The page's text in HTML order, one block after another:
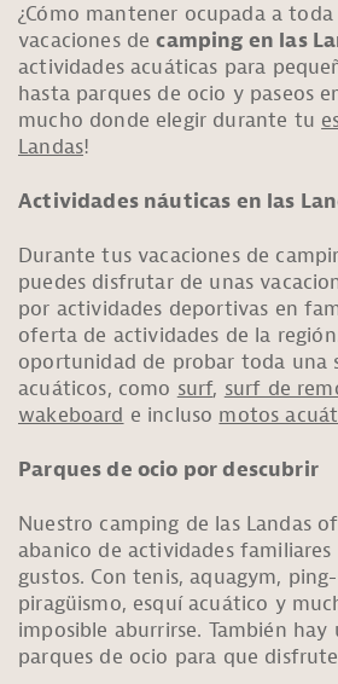
¿Cómo mantener ocupada a
vacaciones decamping en las
actividades acuáticas para
hasta parques de ocio y paseos
mucho donde elegir durante tu
Landas!
Actividades náuticas en las
Durante tus vacaciones de
puedes disfrutar de unas
por actividades deportivas en
oferta de actividades de la
oportunidad de probar toda una
acuáticos, como surf, surf de
wakeboard e incluso motos
Parques de ocio por descubrir
Nuestro camping de las Landas
abanico de actividades
gustos. Con tenis, aquagym,
piragüismo, esquí acuático y
imposible aburrirse. También
parques de ocio para que